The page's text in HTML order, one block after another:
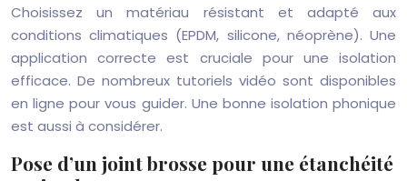
Choisissez un matériau résistant et adapté aux
conditions climatiques (EPDM, silicone, néoprène). Une
application correcte est cruciale pour une isolation
efficace. De nombreux tutoriels vidéo sont disponibles
en ligne pour vous guider. Une bonne isolation phonique
est aussi à considérer.
Pose d’un joint brosse pour une étanchéité